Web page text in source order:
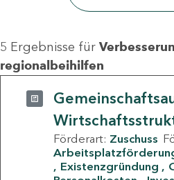
5 Ergebnisse für
regionalbeihilfen
Förderart: Zuschuss
Existenzgründung